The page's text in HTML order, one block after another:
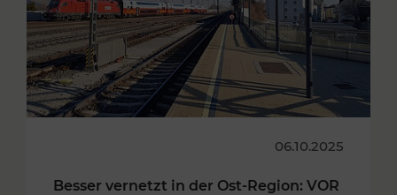
06.10.2025
Besser vernetzt in der Ost-Region: VOR